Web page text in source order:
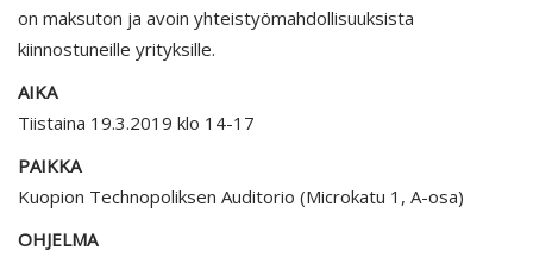
on maksuton ja avoin yhteistyömahdollisuuksista
kiinnostuneille yrityksille.
AIKA
Tiistaina 19.3.2019 klo 14-17
PAIKKA
Kuopion Technopoliksen Auditorio (Microkatu 1, A-osa)
OHJELMA